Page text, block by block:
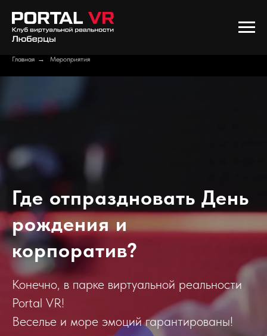
Главная → Мероприятия
Где отпраздновать День
рождения и
корпоратив?
Конечно, в парке виртуальной реальности
Portal VR!
Веселье и море эмоций гарантированы!